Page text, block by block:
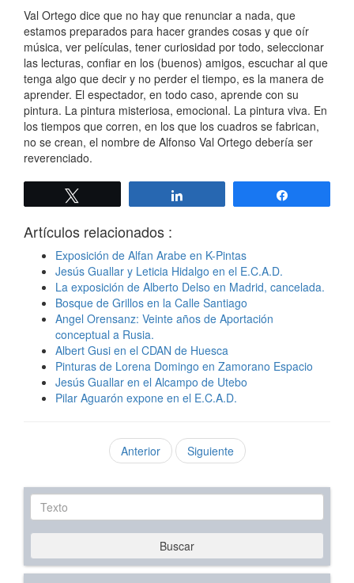
Val Ortego dice que no hay que renunciar a nada, que
estamos preparados para hacer grandes cosas y que oír
música, ver películas, tener curiosidad por todo, seleccionar
las lecturas, confiar en los (buenos) amigos, escuchar al que
tenga algo que decir y no perder el tiempo, es la manera de
aprender. El espectador, en todo caso, aprende con su
pintura. La pintura misteriosa, emocional. La pintura viva. En
los tiempos que corren, en los que los cuadros se fabrican,
no se crean, el nombre de Alfonso Val Ortego debería ser
reverenciado.
Artículos relacionados :
Exposición de Alfan Arabe en K-Pintas
Jesús Guallar y Leticia Hidalgo en el E.C.A.D.
La exposición de Alberto Delso en Madrid, cancelada.
Bosque de Grillos en la Calle Santiago
Angel Orensanz: Veinte años de Aportación
conceptual a Rusia.
Albert Gusi en el CDAN de Huesca
Pinturas de Lorena Domingo en Zamorano Espacio
Jesús Guallar en el Alcampo de Utebo
Pilar Aguarón expone en el E.C.A.D.
Anterior Siguiente
Texto
Buscar